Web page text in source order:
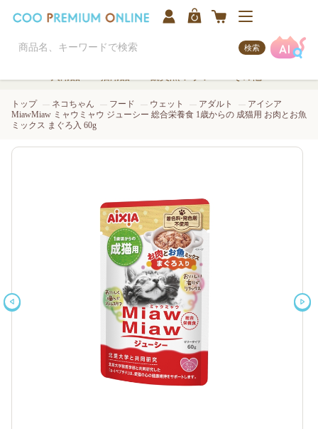
検索
トップ ネコちゃん フード ウェット アダルト
アイシア
MiawMiaw ミャウミャウ ジューシー 総合栄養食 1歳からの 成猫用 お肉とお魚
ミックス まぐろ入 60g